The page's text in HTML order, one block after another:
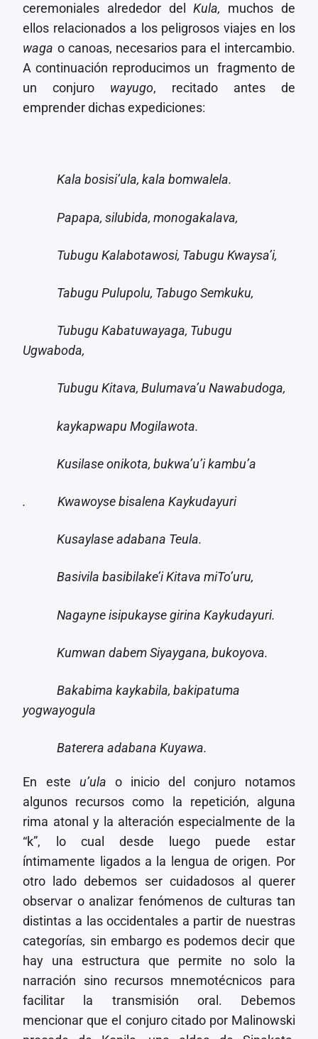
ceremoniales alrededor delKula, muchos de
ellos relacionados a los peligrosos viajes en los
waga o canoas, necesarios para el intercambio.
A continuación reproducimos un fragmento de
un conjuro wayugo, recitado antes de
emprender dichas expediciones:
Kala bosisi’ula, kala bomwalela.
Papapa, silubida, monogakalava,
Tubugu Kalabotawosi, Tabugu Kwaysa’i,
Tabugu Pulupolu, Tabugo Semkuku,
Tubugu Kabatuwayaga, Tubugu
Ugwaboda,
Tubugu Kitava, Bulumava’u Nawabudoga,
kaykapwapu Mogilawota.
Kusilase onikota, bukwa’u’i kambu’a
. Kwawoyse bisalena Kaykudayuri
Kusaylase adabana Teula.
Basivila basibilake’i Kitava miTo’uru,
Nagayne isipukayse girina Kaykudayuri.
Kumwan dabem Siyaygana, bukoyova.
Bakabima kaykabila, bakipatuma
yogwayogula
Baterera adabana Kuyawa.
En este u’ula o inicio del conjuro notamos
algunos recursos como la repetición, alguna
rima atonal y la alteración especialmente de la
“k”, lo cual desde luego puede estar
íntimamente ligados a la lengua de origen. Por
otro lado debemos ser cuidadosos al querer
observar o analizar fenómenos de culturas tan
distintas a las occidentales a partir de nuestras
categorías, sin embargo es podemos decir que
hay una estructura que permite no solo la
narración sino recursos mnemotécnicos para
facilitar la transmisión oral. Debemos
mencionar que el conjuro citado por Malinowski